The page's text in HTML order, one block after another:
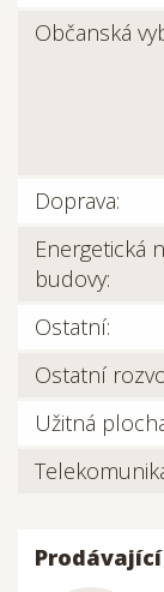
Občanská
Doprava:
Energetická
budovy:
Ostatní:
Ostatní
Užitná